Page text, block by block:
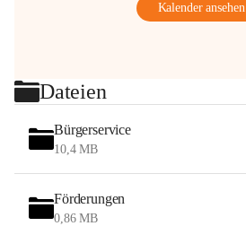
Kalender ansehen
Dateien
Bürgerservice
10,4 MB
Förderungen
0,86 MB